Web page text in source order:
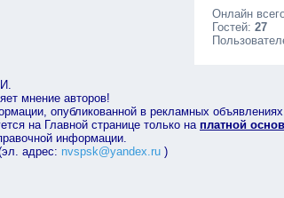
Онлайн
Гостей:27
мнение авторов!
опубликованной в рекламных объявлениях.
на Главной странице только на платной
информации.
адрес: nvspsk@yandex.ru)